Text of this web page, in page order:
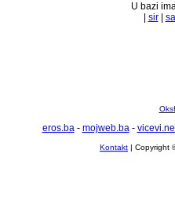
U bazi
sir|
eros.ba- mojweb.ba-
Kontakt | Copyright